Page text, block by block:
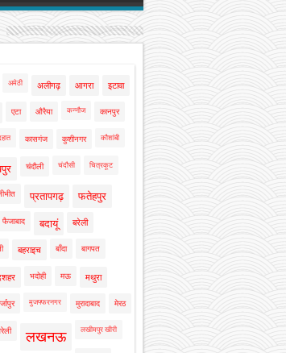
अमेठी अलीगढ़ आगरा इटावा
एटा औरैया कन्नौज कानपुर
कासगंज कुशीनगर कौशांबी
चंदौली चंदौसी चित्रकूट
प्रतापगढ़ फतेहपुर
फैजाबाद बदायूं बरेली
बहराइच बाँदा बागपत
भदोही मऊ मथुरा
मुजफ्फरनगर मुरादाबाद मेरठ
लखनऊ लखीमपुर खीरी